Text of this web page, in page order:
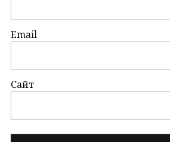
Email
Сайт